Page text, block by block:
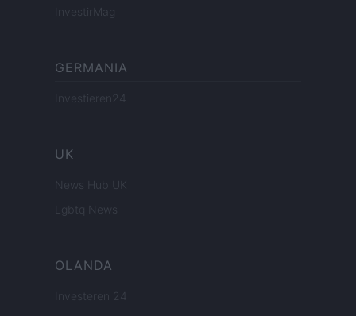
InvestirMag
GERMANIA
Investieren24
UK
News Hub UK
Lgbtq News
OLANDA
Investeren 24